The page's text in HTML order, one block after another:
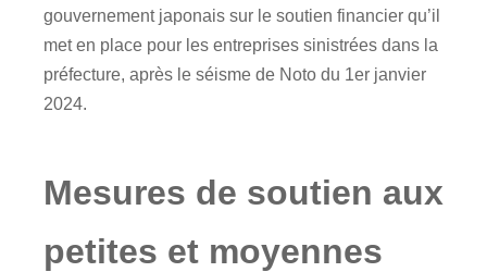
gouvernement japonais sur le soutien financier qu’il
met en place pour les entreprises sinistrées dans la
préfecture, après le séisme de Noto du 1er janvier
2024.
Mesures de soutien aux
petites et moyennes